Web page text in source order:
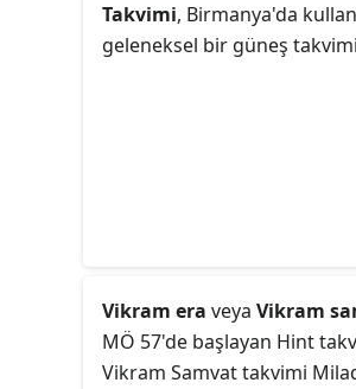
Takvimi, Birmanya'da
geleneksel bir güneş
Vikram era veya Vikram
MÖ 57'de başlayan Hint
Vikram Samvat takvimi